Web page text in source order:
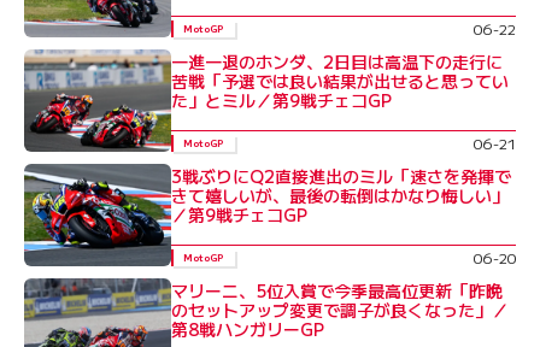
MotoGP 06-22
一進一退のホンダ、2日目は高温下の走行に
苦戦「予選では良い結果が出せると思ってい
た」とミル／第9戦チェコGP
MotoGP 06-21
3戦ぶりにQ2直接進出のミル「速さを発揮で
きて嬉しいが、最後の転倒はかなり悔しい」
／第9戦チェコGP
MotoGP 06-20
マリーニ、5位入賞で今季最高位更新「昨晩
のセットアップ変更で調子が良くなった」／
第8戦ハンガリーGP